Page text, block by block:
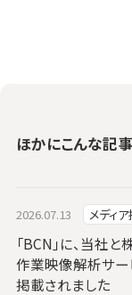
ほかにこんな記
2026.07.13 メディ
「BCN」に、当社
作業映像解析サー
掲載されました